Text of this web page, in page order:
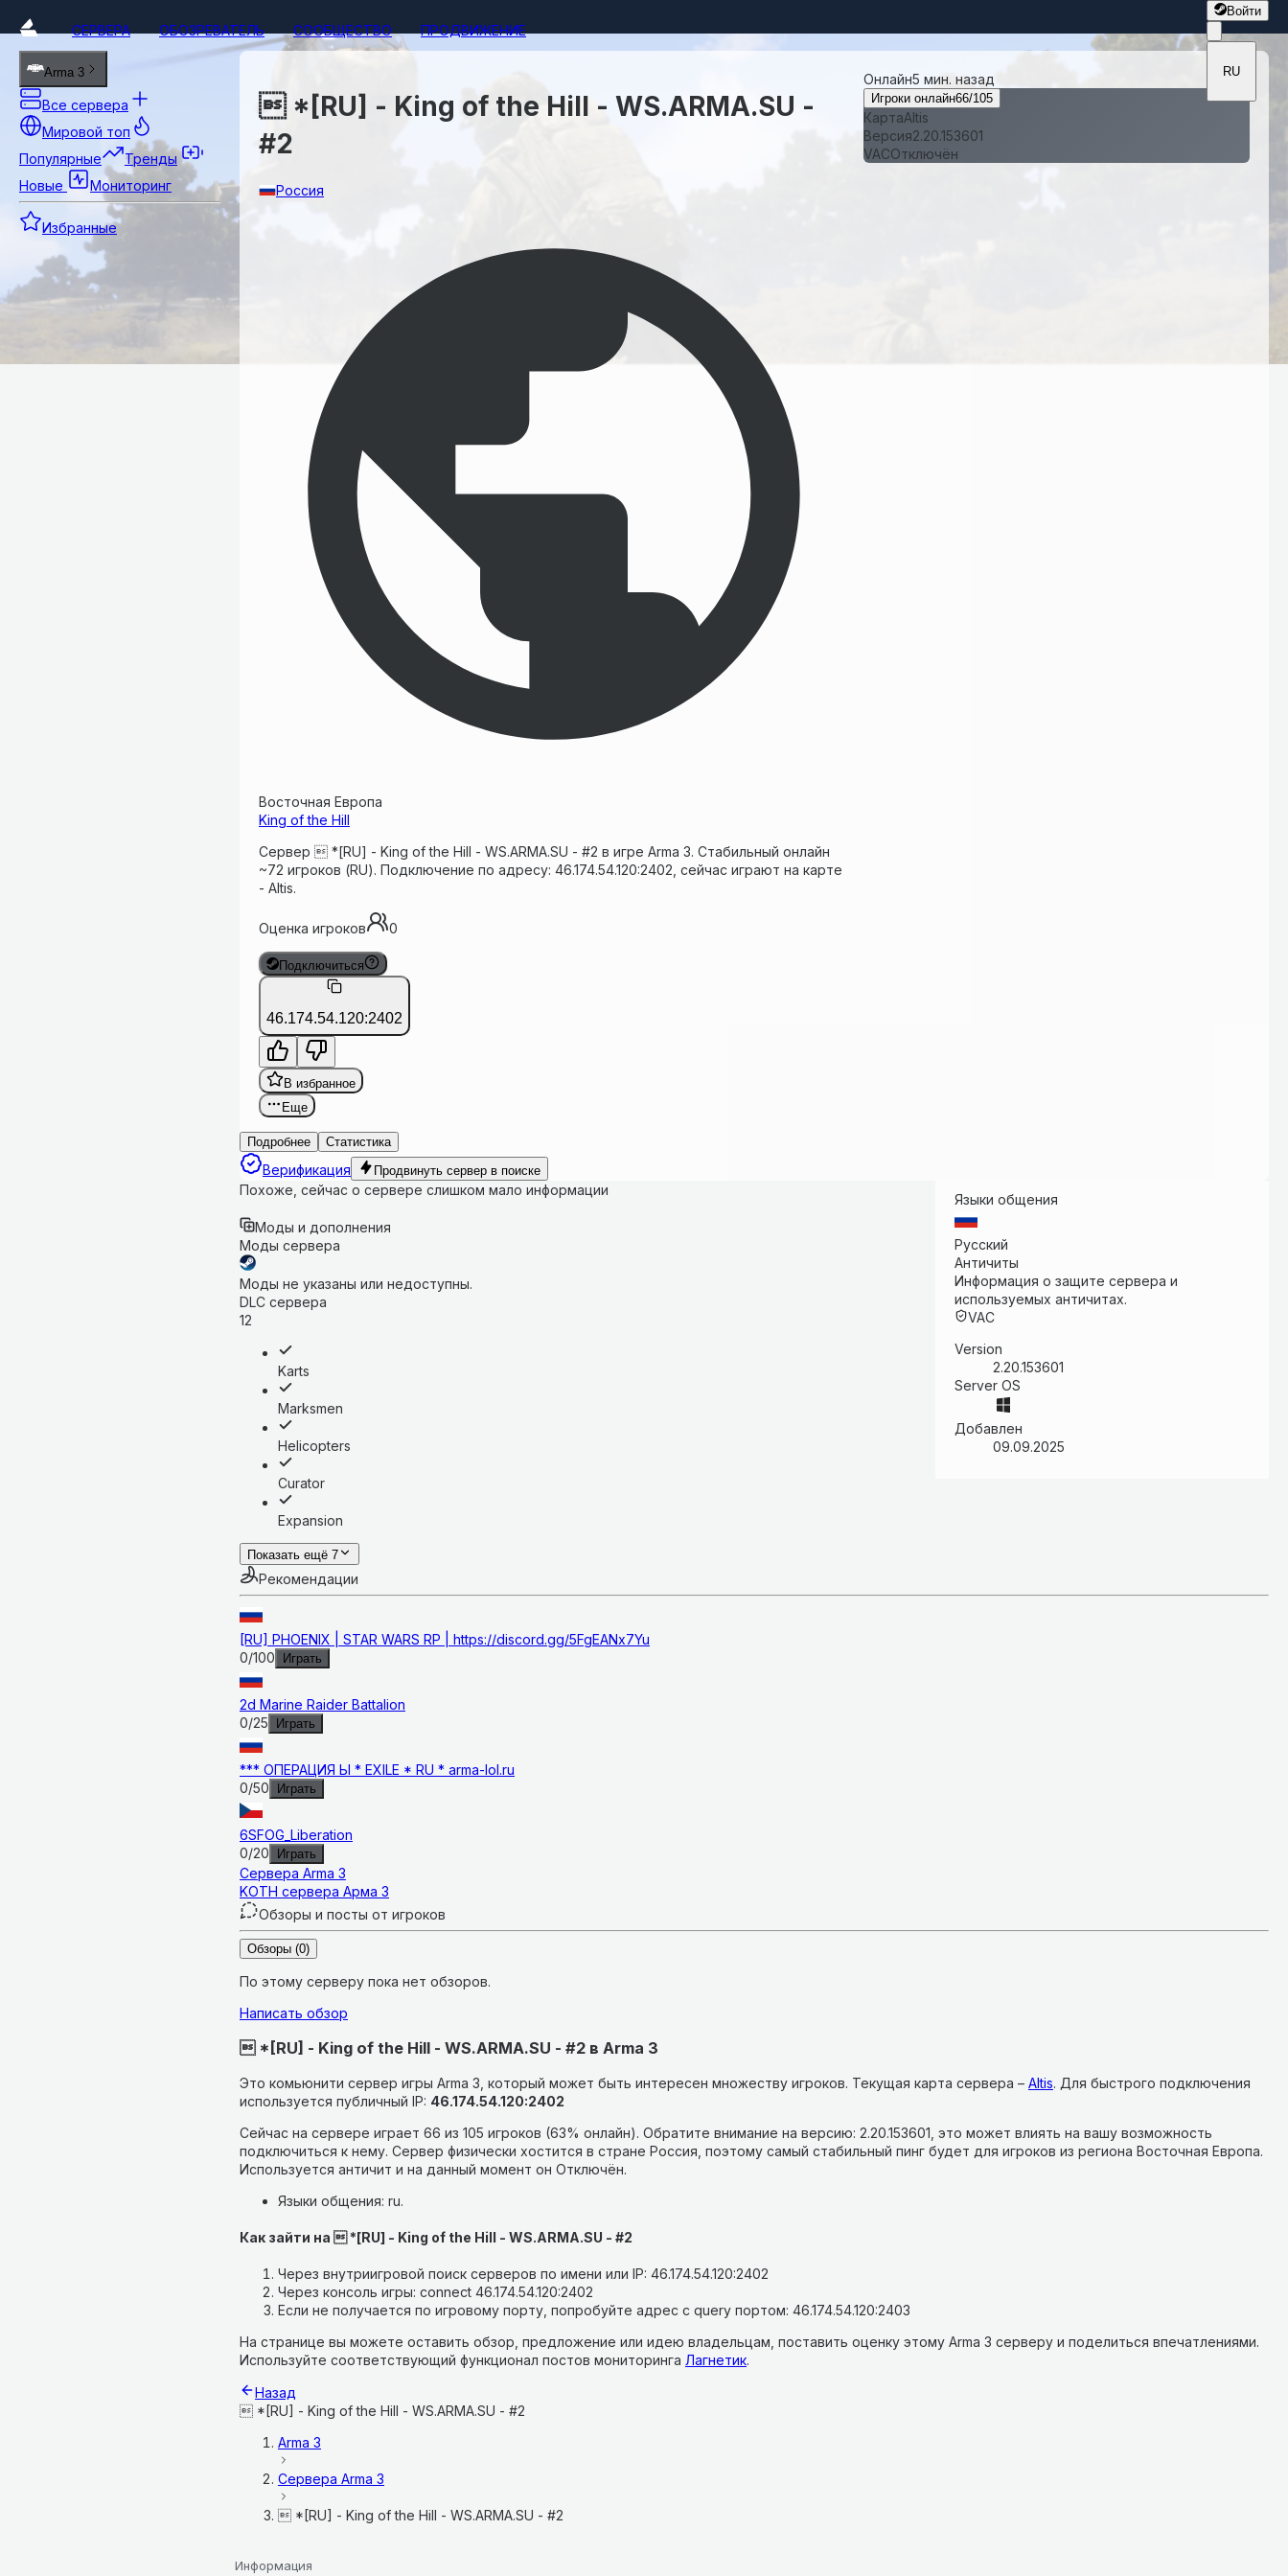
СЕРВЕРА ОБОЗРЕВАТЕЛЬ СООБЩЕСТВО ПРОДВИЖЕНИЕ
Войти
RU
Arma 3
Все сервера
Мировой топ
Популярные
Тренды
Новые
Мониторинг
Избранные
 *[RU] - King of the Hill - WS.ARMA.SU -
#2
Россия
Восточная Европа
King of the Hill
Сервер  *[RU] - King of the Hill - WS.ARMA.SU - #2 в игре Arma 3. Стабильный онлайн
~72 игроков (RU). Подключение по адресу: 46.174.54.120:2402, сейчас играют на карте
- Altis.
Оценка игроков 0
Онлайн5 мин. назад
Игроки онлайн66/105
КартаAltis
Версия2.20.153601
VACОтключён
Подключиться
46.174.54.120:2402
В избранное
Еще
Подробнее Статистика
Верификация Продвинуть сервер в поиске
Похоже, сейчас о сервере слишком мало информации
Моды и дополнения
Моды сервера
Моды не указаны или недоступны.
DLC сервера
12
Karts
Marksmen
Helicopters
Curator
Expansion
Показать ещё 7
Языки общения
Русский
Античиты
Информация о защите сервера и
используемых античитах.
VAC
Version
2.20.153601
Server OS
Добавлен
09.09.2025
Рекомендации
[RU] PHOENIX | STAR WARS RP | https://discord.gg/5FgEANx7Yu
0/100 Играть
2d Marine Raider Battalion
0/25 Играть
*** ОПЕРАЦИЯ Ы * EXILE * RU * arma-lol.ru
0/50 Играть
6SFOG_Liberation
0/20 Играть
Сервера Arma 3
KOTH сервера Арма 3
Обзоры и посты от игроков
Обзоры (0)
По этому серверу пока нет обзоров.
Написать обзор
 *[RU] - King of the Hill - WS.ARMA.SU - #2 в Arma 3
Это комьюнити сервер игры Arma 3, который может быть интересен множеству игроков. Текущая карта сервера – Altis. Для быстрого подключения
используется публичный IP: 46.174.54.120:2402
Сейчас на сервере играет 66 из 105 игроков (63% онлайн). Обратите внимание на версию: 2.20.153601, это может влиять на вашу возможность
подключиться к нему. Сервер физически хостится в стране Россия, поэтому самый стабильный пинг будет для игроков из региона Восточная Европа.
Используется античит и на данный момент он Отключён.
Языки общения: ru.
Как зайти на  *[RU] - King of the Hill - WS.ARMA.SU - #2
Через внутриигровой поиск серверов по имени или IP: 46.174.54.120:2402
Через консоль игры: connect 46.174.54.120:2402
Если не получается по игровому порту, попробуйте адрес с query портом: 46.174.54.120:2403
На странице вы можете оставить обзор, предложение или идею владельцам, поставить оценку этому Arma 3 серверу и поделиться впечатлениями.
Используйте соответствующий функционал постов мониторинга Лагнетик.
Назад
 *[RU] - King of the Hill - WS.ARMA.SU - #2
Arma 3
Сервера Arma 3
 *[RU] - King of the Hill - WS.ARMA.SU - #2
Информация